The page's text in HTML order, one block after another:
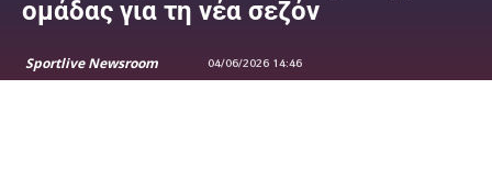
ομάδας για τη νέα σεζόν
Sportlive Newsroom 04/06/2026 14:46